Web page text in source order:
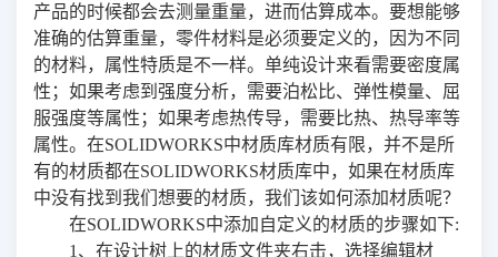
产品的时候都会去测量重量，进而估算成本。要想能够
准确的估算重量，零件材料是必须要定义的，因为不同
的材料，属性特质是不一样。单纯设计来看需要密度属
性；如果考虑到强度分析，需要泊松比、弹性模量、屈
服强度等属性；如果考虑热传导，需要比热、热导率等
属性。在SOLIDWORKS中材质库材质有限，并不是所
有的材质都在SOLIDWORKS材质库中，如果在材质库
中没有找到我们想要的材质，我们该如何添加材质呢？
在SOLIDWORKS中添加自定义的材质的步骤如下:
1、在设计树上的材质文件夹右击，选择编辑材